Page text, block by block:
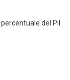
del Pil